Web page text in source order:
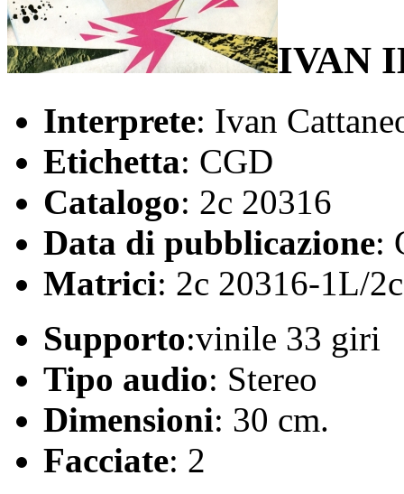
IVAN
Interprete: Ivan
Etichetta: CGD
Catalogo: 2c 20316
Data di pubblicazione:
Matrici: 2c 20316-1L/
Supporto:vinile 33 giri
Tipo audio: Stereo
Dimensioni: 30 cm.
Facciate: 2